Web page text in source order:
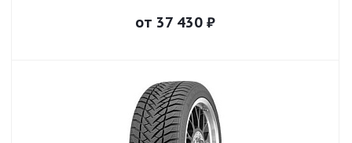
от 37 430 ₽